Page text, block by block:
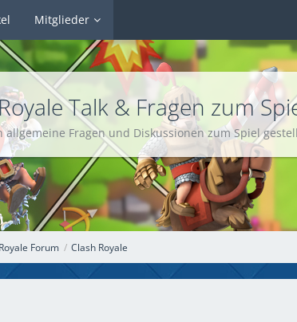
Mitglieder
Forum Clash Royale
Talk & Fragen zum
allgemeine Fragen und Diskussionen zum Spiel